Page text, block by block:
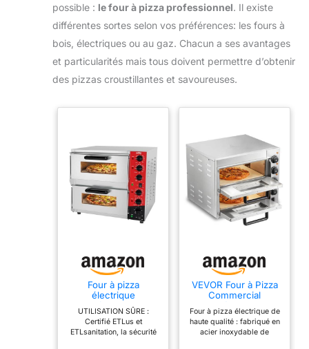
encombrant et pratique :
les assiettes sont
empilables et donc
idéales pour un rangement
peu encombrant dans la
cuisine. Ils sont un
pour toute cuisine, en
possible : le four à pizza professionnel. Il existe
différentes sortes selon vos préférences: les fours à
bois, électriques ou au gaz. Chacun a ses avantages
et particularités mais tous doivent permettre d’obtenir
des pizzas croustillantes et savoureuses.
Four à pizza
électrique
professionnel
CROSSON avec
surface de cuisson
400x400 mm en
UTILISATION SÛRE :
Certifié ETLus et
ETLsanitation, la sécurité
VEVOR Four à Pizza
Commercial
Four Électrique de
Comptoir Double
Étage, en Acier
Four à pizza électrique de
haute qualité : fabriqué en
acier inoxydable de